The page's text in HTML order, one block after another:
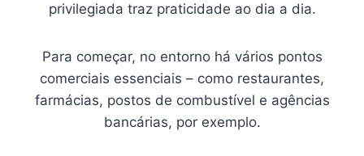
privilegiada traz praticidade ao dia a dia.
Para começar, no entorno há vários pontos
comerciais essenciais – como restaurantes,
farmácias, postos de combustível e agências
bancárias, por exemplo.